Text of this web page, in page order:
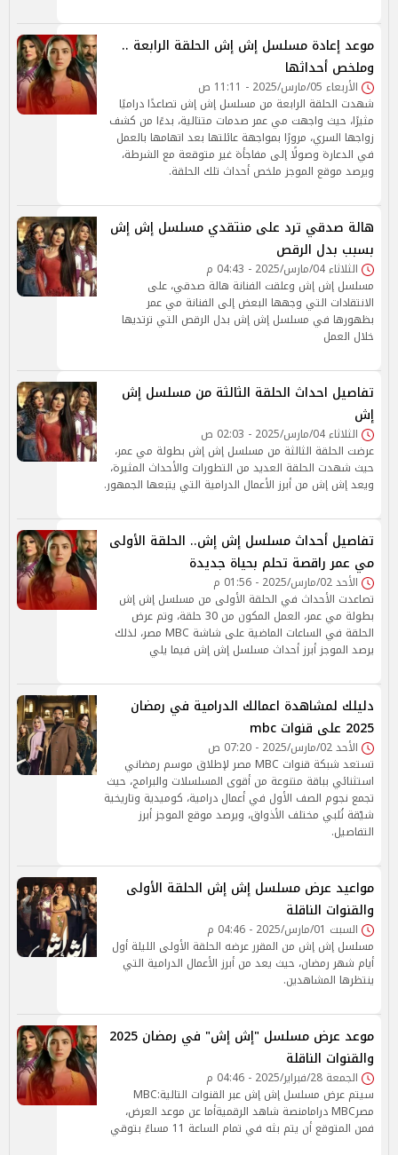
موعد إعادة مسلسل إش إش الحلقة الرابعة ..
وملخص أحداثها
الأربعاء 05/مارس/2025 - 11:11 ص
شهدت الحلقة الرابعة من مسلسل إش إش تصاعدًا دراميًا
مثيرًا، حيث واجهت مي عمر صدمات متتالية، بدءًا من كشف
زواجها السري، مرورًا بمواجهة عائلتها بعد اتهامها بالعمل
في الدعارة وصولًا إلى مفاجأة غير متوقعة مع الشرطة،
ويرصد موقع الموجز ملخص أحداث تلك الحلقة.
هالة صدقي ترد على منتقدي مسلسل إش إش
بسبب بدل الرقص
الثلاثاء 04/مارس/2025 - 04:43 م
مسلسل إش إش وعلقت الفنانة هالة صدقي، على
الانتقادات التي وجهها البعض إلى الفنانة مي عمر
بظهورها في مسلسل إش إش بدل الرقص التي ترتديها
خلال العمل
تفاصيل احداث الحلقة الثالثة من مسلسل إش
إش
الثلاثاء 04/مارس/2025 - 02:03 ص
عرضت الحلقة الثالثة من مسلسل إش إش بطولة مي عمر،
حيث شهدت الحلقة العديد من التطورات والأحداث المثيرة،
ويعد إش إش من أبرز الأعمال الدرامية التي يتبعها الجمهور.
تفاصيل أحداث مسلسل إش إش.. الحلقة الأولى
مي عمر راقصة تحلم بحياة جديدة
الأحد 02/مارس/2025 - 01:56 م
تصاعدت الأحداث في الحلقة الأولى من مسلسل إش إش
بطولة مي عمر، العمل المكون من 30 حلقة، وتم عرض
الحلقة في الساعات الماضية على شاشة MBC مصر، لذلك
يرصد الموجز أبرز أحداث مسلسل إش إش فيما يلي
دليلك لمشاهدة اعمالك الدرامية في رمضان
2025 على قنوات mbc
الأحد 02/مارس/2025 - 07:20 ص
تستعد شبكة قنوات MBC مصر لإطلاق موسم رمضاني
استثنائي بباقة متنوعة من أقوى المسلسلات والبرامج، حيث
تجمع نجوم الصف الأول في أعمال درامية، كوميدية وتاريخية
شيّقة تُلبي مختلف الأذواق، ويرصد موقع الموجز أبرز
التفاصيل.
مواعيد عرض مسلسل إش إش الحلقة الأولى
والقنوات الناقلة
السبت 01/مارس/2025 - 04:46 م
مسلسل إش إش من المقرر عرضه الحلقة الأولى الليلة أول
أيام شهر رمضان، حيث يعد من أبرز الأعمال الدرامية التي
ينتظرها المشاهدين.
موعد عرض مسلسل "إش إش" في رمضان 2025
والقنوات الناقلة
الجمعة 28/فبراير/2025 - 04:46 م
سيتم عرض مسلسل إش إش عبر القنوات التالية:MBC
مصرMBC درامامنصة شاهد الرقميةأما عن موعد العرض،
فمن المتوقع أن يتم بثه في تمام الساعة 11 مساءً بتوقي